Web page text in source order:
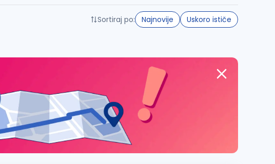
Sortiraj po: Najnovije Uskoro ističe